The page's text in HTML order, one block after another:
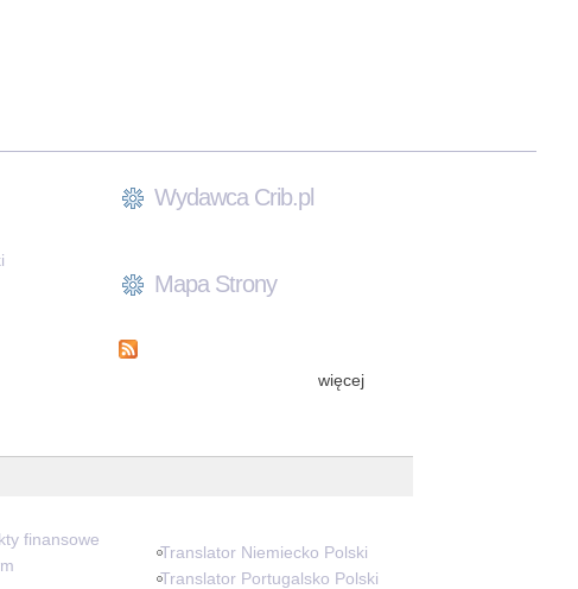
Wydawca Crib.pl
Mapa Strony
więcej
finansowe
Translator Niemiecko Polski
Translator Portugalsko Polski